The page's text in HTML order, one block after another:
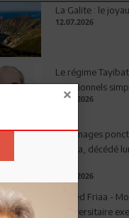
La Galite : le
12.07.2026
Le régime
nutritionnels
09.07.2026
Hommages
Amara, décédé
03.08.2026
Ahmed Friaa -
l’Universitaire